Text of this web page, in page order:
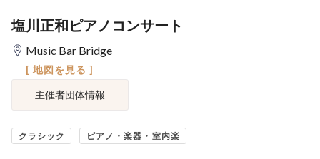
塩川正和ピアノコンサート
Music Bar Bridge
[ 地図を見る ]
主催者団体情報
クラシック ピアノ・楽器・室内楽